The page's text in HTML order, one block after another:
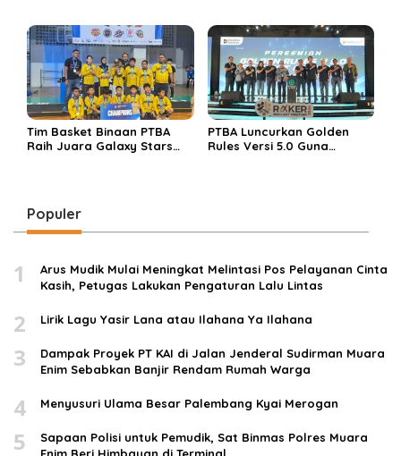
Bangun Komunikasi
Kredibel dan Bernilai
Tim Basket Binaan PTBA
Raih Juara Galaxy Stars
PTBA Luncurkan Golden
Rules Versi 5.0 Guna
Populer
1
Arus Mudik Mulai Meningkat Melintasi Pos Pelayanan Cinta
Kasih, Petugas Lakukan Pengaturan Lalu Lintas
2 Lirik Lagu Yasir Lana atau Ilahana Ya Ilahana
3
Dampak Proyek PT KAI di Jalan Jenderal Sudirman Muara
Enim Sebabkan Banjir Rendam Rumah Warga
4 Menyusuri Ulama Besar Palembang Kyai Merogan
5
Sapaan Polisi untuk Pemudik, Sat Binmas Polres Muara
Enim Beri Himbauan di Terminal